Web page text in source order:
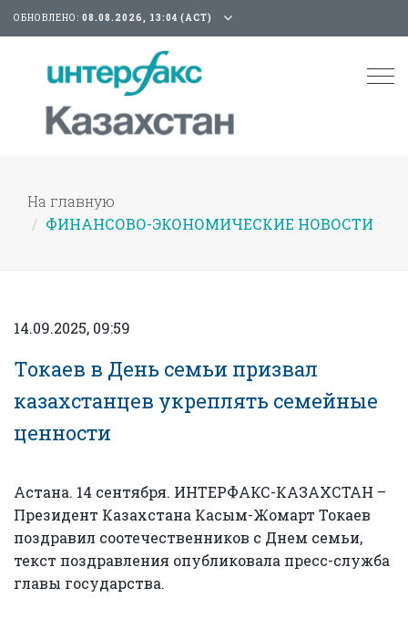
ОБНОВЛЕНО: 08.08.2026, 13:04 (АСТ)
На главную
ФИНАНСОВО-ЭКОНОМИЧЕСКИЕ НОВОСТИ
14.09.2025, 09:59
Токаев в День семьи призвал
казахстанцев укреплять семейные
ценности
Астана. 14 сентября. ИНТЕРФАКС-КАЗАХСТАН –
Президент Казахстана Касым-Жомарт Токаев
поздравил соотечественников с Днем семьи,
текст поздравления опубликовала пресс-служба
главы государства.